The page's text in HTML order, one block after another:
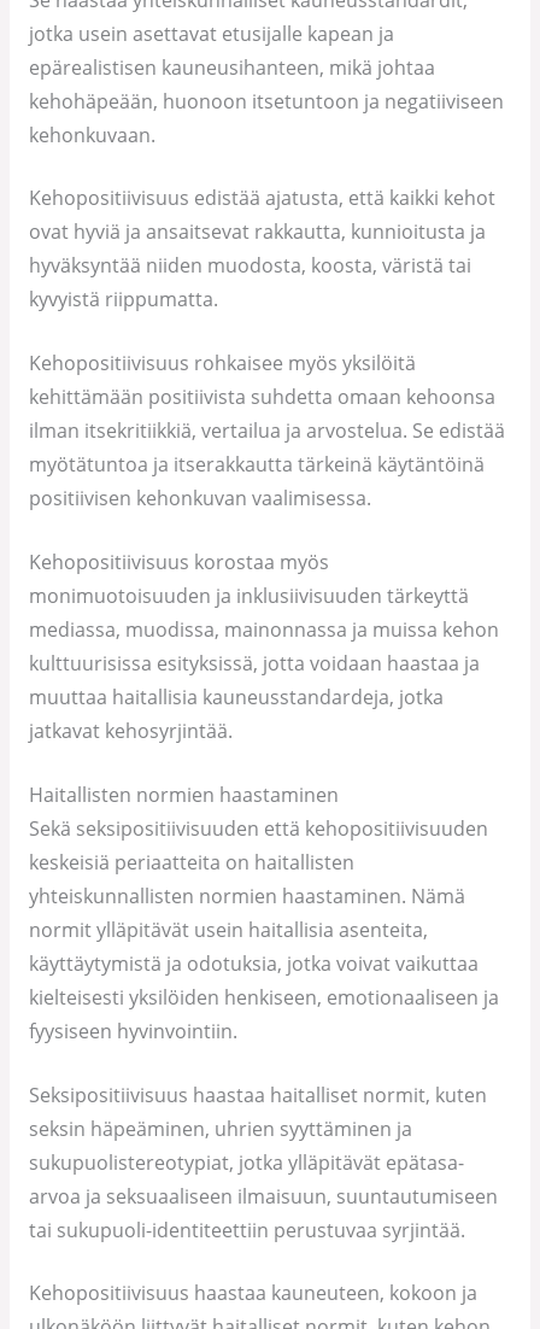
jotka usein asettavat etusijalle kapean ja
epärealistisen kauneusihanteen, mikä johtaa
kehohäpeään, huonoon itsetuntoon ja negatiiviseen
kehonkuvaan.
Kehopositiivisuus edistää ajatusta, että kaikki kehot
ovat hyviä ja ansaitsevat rakkautta, kunnioitusta ja
hyväksyntää niiden muodosta, koosta, väristä tai
kyvyistä riippumatta.
Kehopositiivisuus rohkaisee myös yksilöitä
kehittämään positiivista suhdetta omaan kehoonsa
ilman itsekritiikkiä, vertailua ja arvostelua. Se edistää
myötätuntoa ja itserakkautta tärkeinä käytäntöinä
positiivisen kehonkuvan vaalimisessa.
Kehopositiivisuus korostaa myös
monimuotoisuuden ja inklusiivisuuden tärkeyttä
mediassa, muodissa, mainonnassa ja muissa kehon
kulttuurisissa esityksissä, jotta voidaan haastaa ja
muuttaa haitallisia kauneusstandardeja, jotka
jatkavat kehosyrjintää.
Haitallisten normien haastaminen
Sekä seksipositiivisuuden että kehopositiivisuuden
keskeisiä periaatteita on haitallisten
yhteiskunnallisten normien haastaminen. Nämä
normit ylläpitävät usein haitallisia asenteita,
käyttäytymistä ja odotuksia, jotka voivat vaikuttaa
kielteisesti yksilöiden henkiseen, emotionaaliseen ja
fyysiseen hyvinvointiin.
Seksipositiivisuus haastaa haitalliset normit, kuten
seksin häpeäminen, uhrien syyttäminen ja
sukupuolistereotypiat, jotka ylläpitävät epätasa-
arvoa ja seksuaaliseen ilmaisuun, suuntautumiseen
tai sukupuoli-identiteettiin perustuvaa syrjintää.
Kehopositiivisuus haastaa kauneuteen, kokoon ja